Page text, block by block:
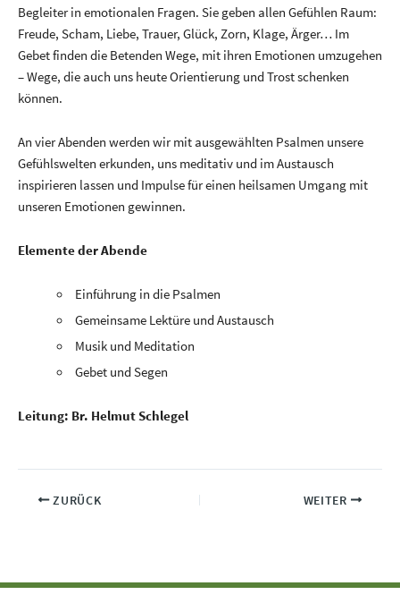
Begleiter in emotionalen Fragen. Sie geben allen Gefühlen Raum:
Freude, Scham, Liebe, Trauer, Glück, Zorn, Klage, Ärger… Im
Gebet finden die Betenden Wege, mit ihren Emotionen umzugehen
– Wege, die auch uns heute Orientierung und Trost schenken
können.
An vier Abenden werden wir mit ausgewählten Psalmen unsere
Gefühlswelten erkunden, uns meditativ und im Austausch
inspirieren lassen und Impulse für einen heilsamen Umgang mit
unseren Emotionen gewinnen.
Elemente der Abende
Einführung in die Psalmen
Gemeinsame Lektüre und Austausch
Musik und Meditation
Gebet und Segen
Leitung: Br. Helmut Schlegel
ZURÜCK WEITER